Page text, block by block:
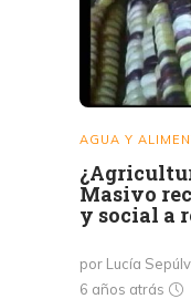
AGUA Y
Masivo
y social a
por Lucía
6 años atrás